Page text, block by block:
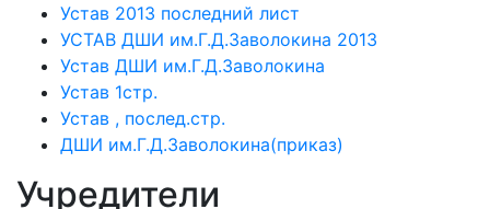
Устав 2013 последний лист
УСТАВ ДШИ им.Г.Д.Заволокина 2013
Устав ДШИ им.Г.Д.Заволокина
Устав 1стр.
Устав , послед.стр.
ДШИ им.Г.Д.Заволокина(приказ)
Учредители